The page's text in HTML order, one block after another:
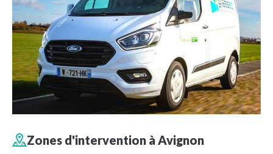
Zones d'intervention à Avignon